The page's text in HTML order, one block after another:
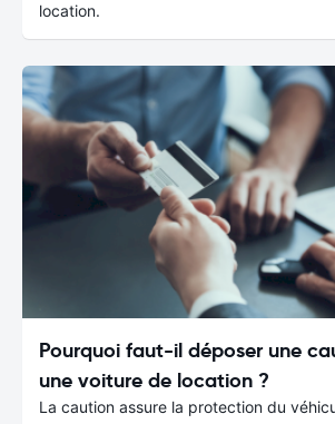
location.
Pourquoi faut-il déposer une
une voiture de location ?
La caution assure la protection du